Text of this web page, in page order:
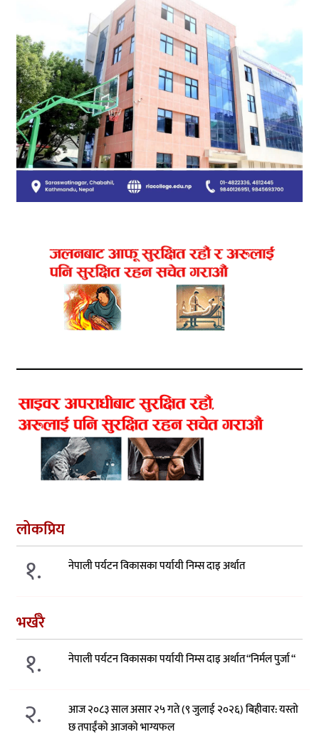
लोकप्रिय
१. नेपाली पर्यटन विकासका पर्यायी निम्स दाइ अर्थात
भर्खरै
१. नेपाली पर्यटन विकासका पर्यायी निम्स दाइ अर्थात “निर्मल पुर्जा “
२.
आज २०८३ साल असार २५ गते (९ जुलाई २०२६) बिहीवार: यस्तो
छ तपाईंको आजको भाग्यफल